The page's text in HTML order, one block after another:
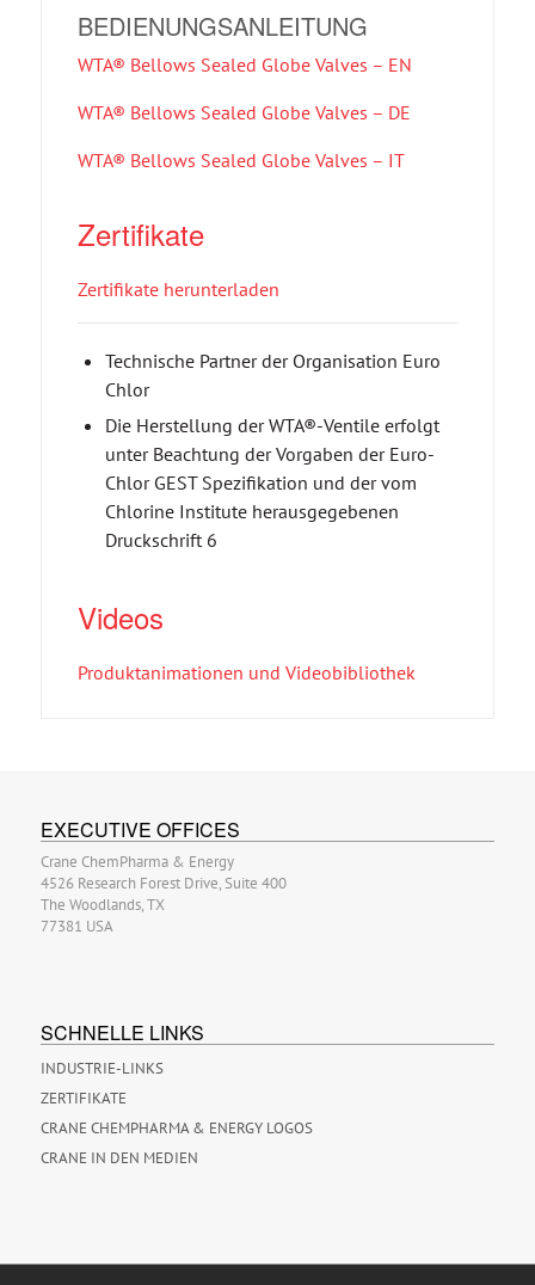
BEDIENUNGSANLEITUNG
WTA® Bellows Sealed Globe Valves – EN
WTA® Bellows Sealed Globe Valves – DE
WTA® Bellows Sealed Globe Valves – IT
Zertifikate
Zertifikate herunterladen
Technische Partner der Organisation Euro
Chlor
Die Herstellung der WTA®-Ventile erfolgt
unter Beachtung der Vorgaben der Euro-
Chlor GEST Spezifikation und der vom
Chlorine Institute herausgegebenen
Druckschrift 6
Videos
Produktanimationen und Videobibliothek
EXECUTIVE OFFICES
Crane ChemPharma & Energy
4526 Research Forest Drive, Suite 400
The Woodlands, TX
77381 USA
SCHNELLE LINKS
INDUSTRIE-LINKS
ZERTIFIKATE
CRANE CHEMPHARMA & ENERGY LOGOS
CRANE IN DEN MEDIEN